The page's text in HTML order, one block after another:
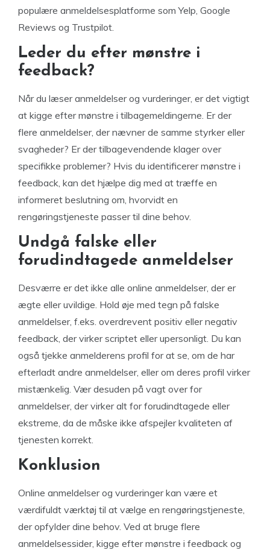
populære anmeldelsesplatforme som Yelp, Google
Reviews og Trustpilot.
Leder du efter mønstre i
feedback?
Når du læser anmeldelser og vurderinger, er det vigtigt
at kigge efter mønstre i tilbagemeldingerne. Er der
flere anmeldelser, der nævner de samme styrker eller
svagheder? Er der tilbagevendende klager over
specifikke problemer? Hvis du identificerer mønstre i
feedback, kan det hjælpe dig med at træffe en
informeret beslutning om, hvorvidt en
rengøringstjeneste passer til dine behov.
Undgå falske eller
forudindtagede anmeldelser
Desværre er det ikke alle online anmeldelser, der er
ægte eller uvildige. Hold øje med tegn på falske
anmeldelser, f.eks. overdrevent positiv eller negativ
feedback, der virker scriptet eller upersonligt. Du kan
også tjekke anmelderens profil for at se, om de har
efterladt andre anmeldelser, eller om deres profil virker
mistænkelig. Vær desuden på vagt over for
anmeldelser, der virker alt for forudindtagede eller
ekstreme, da de måske ikke afspejler kvaliteten af
tjenesten korrekt.
Konklusion
Online anmeldelser og vurderinger kan være et
værdifuldt værktøj til at vælge en rengøringstjeneste,
der opfylder dine behov. Ved at bruge flere
anmeldelsessider, kigge efter mønstre i feedback og